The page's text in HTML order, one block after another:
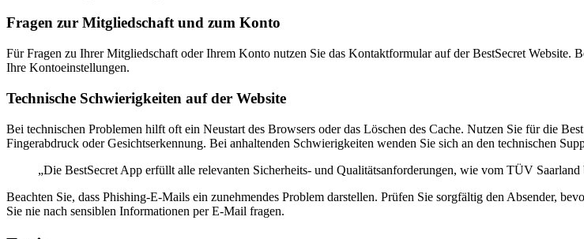
Fragen zur Mitgliedschaft und zum Konto
Für Fragen zu Ihrer Mitgliedschaft oder Ihrem Konto nutzen Sie das Kontaktformular auf der BestSecret Website.
Ihre Kontoeinstellungen.
Technische Schwierigkeiten auf der Website
Bei technischen Problemen hilft oft ein Neustart des Browsers oder das Löschen des Cache. Nutzen Sie für die
Fingerabdruck oder Gesichtserkennung. Bei anhaltenden Schwierigkeiten wenden Sie sich an den technischen
„Die BestSecret App erfüllt alle relevanten Sicherheits- und Qualitätsanforderungen, wie vom TÜV Saarland
Beachten Sie, dass Phishing-E-Mails ein zunehmendes Problem darstellen. Prüfen Sie sorgfältig den Absender,
Sie nie nach sensiblen Informationen per E-Mail fragen.